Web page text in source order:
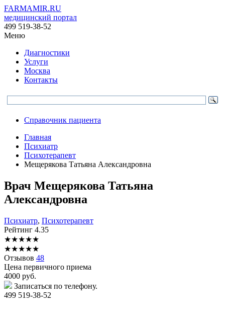
FARMAMIR.RU
медицинский портал
499 519-38-52
Меню
Диагностики
Услуги
Москва
Контакты
Справочник пациента
Главная
Психиатр
Психотерапевт
Мещерякова Татьяна Александровна
Врач Мещерякова Татьяна
Александровна
Психиатр, Психотерапевт
Рейтинг 4.35
★★★★★
★★★★★
Отзывов 48
Цена первичного приема
4000 руб.
Записаться по телефону.
499 519-38-52